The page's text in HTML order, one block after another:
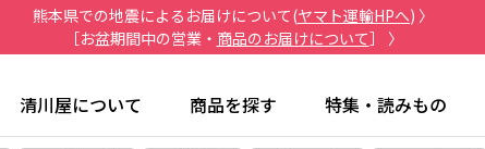
熊本県での地震によるお届けについて(ヤマト運輸HPへ) 〉
［お盆期間中の営業・ 商品のお届けについて］ 〉
清川屋について 商品を探す 特集・読みもの